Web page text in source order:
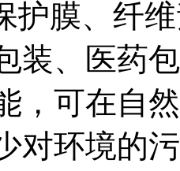
护膜、纤
装、医药
，可在自
对环境的